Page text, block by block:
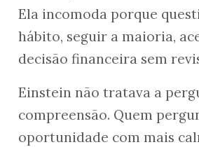
Twitter
Ela incomoda porque
hábito, seguir a maioria,
decisão financeira sem
Einstein não tratava a
compreensão. Quem
oportunidade com mais